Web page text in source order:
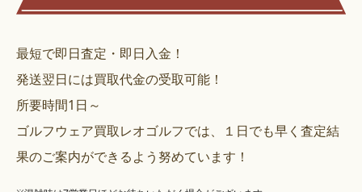
最短で即日査定・即日入金！
発送翌日には買取代金の受取可能！
所要時間1日～
ゴルフウェア買取レオゴルフでは、１日でも早く査定結
果のご案内ができるよう努めています！